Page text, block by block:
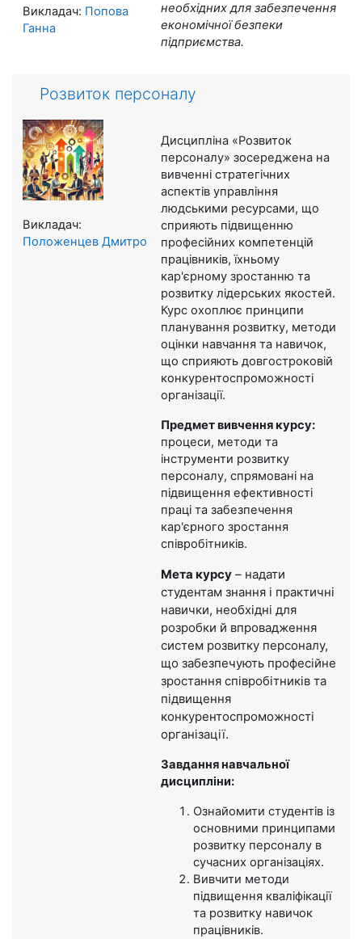
необхідних для забезпечення
економічної безпеки
підприємства.
Викладач: Попова
Ганна
Розвиток персоналу
Дисципліна «Розвиток
персоналу» зосереджена на
вивченні стратегічних
аспектів управління
людськими ресурсами, що
сприяють підвищенню
професійних компетенцій
працівників, їхньому
кар'єрному зростанню та
розвитку лідерських якостей.
Курс охоплює принципи
планування розвитку, методи
оцінки навчання та навичок,
що сприяють довгостроковій
конкурентоспроможності
організації.
Предмет вивчення курсу:
процеси, методи та
інструменти розвитку
персоналу, спрямовані на
підвищення ефективності
праці та забезпечення
кар'єрного зростання
співробітників.
Мета курсу– надати
студентам знання і практичні
навички, необхідні для
розробки й впровадження
систем розвитку персоналу,
що забезпечують професійне
зростання співробітників та
підвищення
конкурентоспроможності
організації.
Завдання навчальної
дисципліни:
Ознайомити студентів із
основними принципами
розвитку персоналу в
сучасних організаціях.
Вивчити методи
підвищення кваліфікації
та розвитку навичок
працівників.
Викладач:
Положенцев Дмитро